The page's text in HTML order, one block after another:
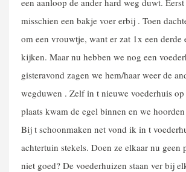
misschien een bakje voer erbij . Toen
om een vrouwtje, want er zat 1x een derde
kijken. Maar nu hebben we nog een
gisteravond zagen we hem/haar weer de
wegduwen . Zelf in t nieuwe voederhuis op
plaats kwam de egel binnen en we
Bij t schoonmaken net vond ik in t
achtertuin stekels. Doen ze elkaar nu geen
niet goed? De voederhuizen staan ver bij